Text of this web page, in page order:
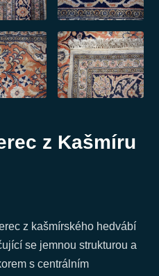
z Kašmíru
z kašmírského hedvábí
se jemnou strukturou a
s centrálním